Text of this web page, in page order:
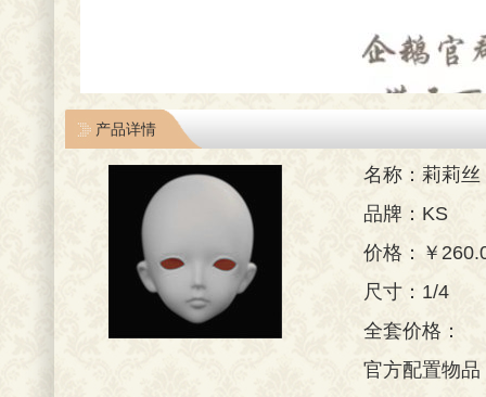
产品详情
名称：莉莉丝
品牌：KS
价格：￥
尺寸：1/4
全套价格：
官方配置物品